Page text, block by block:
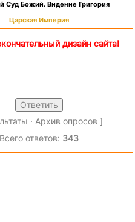
Суд Божий. Видение Григория
Царская Империя
дизайн сайта!
· Архив опросов ]
Всего ответов: 343